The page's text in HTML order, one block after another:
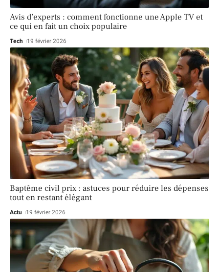
Avis d’experts : comment fonctionne une Apple TV et
ce qui en fait un choix populaire
Tech 19 février 2026
Baptême civil prix : astuces pour réduire les dépenses
tout en restant élégant
Actu 19 février 2026